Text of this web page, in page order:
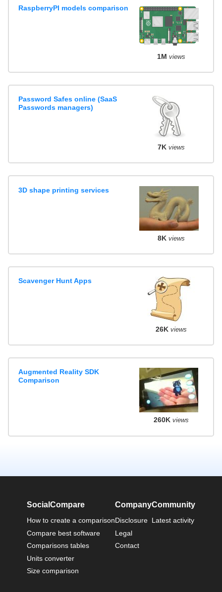
RaspberryPI models comparison
1M views
Password Safes online (SaaS
Passwords managers)
7K views
3D shape printing services
8K views
Scavenger Hunt Apps
26K views
Augmented Reality SDK
Comparison
260K views
SocialCompare
How to create a comparison
Compare best software
Comparisons tables
Units converter
Size comparison
Company
Disclosure
Legal
Contact
Community
Latest activity